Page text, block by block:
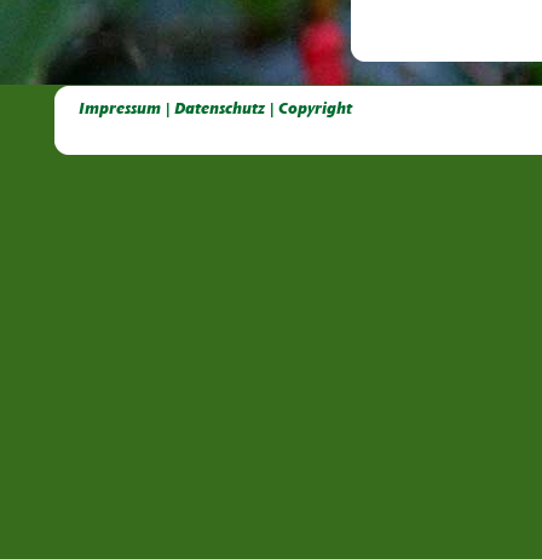
Impressum | Datenschutz | Copyright